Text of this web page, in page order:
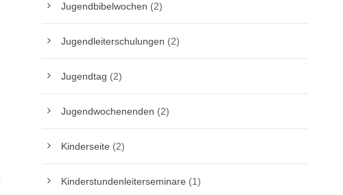
Jugendbibelwochen (2)
Jugendleiterschulungen (2)
Jugendtag (2)
Jugendwochenenden (2)
Kinderseite (2)
Kinderstundenleiterseminare (1)